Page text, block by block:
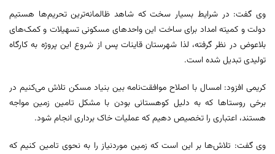
وی گفت: در شرایط بسیار سخت که شاهد ظالمانه‌ترین تحریم‌ها هستیم
دولت و کمیته امداد برای ساخت این واحدهای مسکونی تسهیلات و کمک‌های
بلاعوض در نظر گرفته، لذا شهرستان قاینات پس از شروع این پروژه به کارگاه
تولیدی تبدیل شده است.
کریمی افزود: امسال با اصلاح موافقت‌نامه بین بنیاد مسکن تلاش می‌کنیم در
برخی روستاها که به دلیل کوهستانی بودن با مشکل تامین زمین مواجه
هستند، اعتباری را تخصیص دهیم که عملیات خاک برداری انجام شود.
وی گفت: تلاش‌ها بر این است که زمین موردنیاز را به نحوی تامین کنیم که